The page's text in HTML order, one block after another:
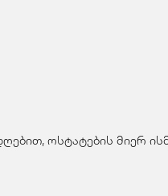
ოსტატების მიერ